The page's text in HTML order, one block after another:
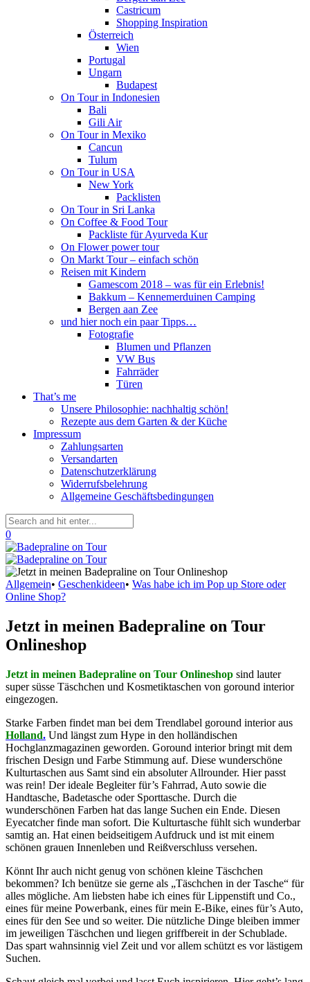
Castricum
Shopping Inspiration
Österreich
Wien
Portugal
Ungarn
Budapest
On Tour in Indonesien
Bali
Gili Air
On Tour in Mexiko
Cancun
Tulum
On Tour in USA
New York
Packlisten
On Tour in Sri Lanka
On Coffee & Food Tour
Packliste für Ayurveda Kur
On Flower power tour
On Markt Tour – einfach schön
Reisen mit Kindern
Gamescom 2018 – was für ein Erlebnis!
Bakkum – Kennemerduinen Camping
Bergen aan Zee
und hier noch ein paar Tipps…
Fotografie
Blumen und Pflanzen
VW Bus
Fahrräder
Türen
That’s me
Unsere Philosophie: nachhaltig schön!
Rezepte aus dem Garten & der Küche
Impressum
Zahlungsarten
Versandarten
Datenschutzerklärung
Widerrufsbelehrung
Allgemeine Geschäftsbedingungen
0
Allgemein• Geschenkideen• Was habe ich im Pop up Store oder
Online Shop?
Jetzt in meinen Badepraline on Tour
Onlineshop
Jetzt in meinen Badepraline on Tour Onlineshop sind lauter
super süsse Täschchen und Kosmetiktaschen von goround interior
eingezogen.
Starke Farben findet man bei dem Trendlabel goround interior aus
Holland. Und längst zum Hype in den holländischen
Hochglanzmagazinen geworden. Goround interior bringt mit dem
frischen Design und Farbe Stimmung auf. Diese wunderschöne
Kulturtaschen aus Samt sind ein absoluter Allrounder. Hier passt
was rein! Der ideale Begleiter für’s Fahrrad, Auto sowie die
Handtasche, Badetasche oder Sporttasche. Durch die
wunderschönen Farben hat das lange Suchen ein Ende. Diesen
Eyecatcher finde man sofort. Die Kulturtasche fühlt sich wunderbar
samtig an. Hat einen beidseitigem Aufdruck und ist mit einem
schönen grauen Innenleben und Reißverschluss versehen.
Könnt Ihr auch nicht genug von schönen kleine Täschchen
bekommen? Ich benütze sie gerne als „Täschchen in der Tasche“ für
alles mögliche. Am liebsten habe ich eines für Lippenstift und Co.,
eines für meine Powerbank, eines für mein E-Bike, eines für’s Auto,
eines für den See und so weiter. Die nützliche Dinge bleiben immer
im jeweiligen Täschchen und liegen griffbereit in der Schublade.
Das spart wahnsinnig viel Zeit und vor allem schützt es vor lästigem
Suchen.